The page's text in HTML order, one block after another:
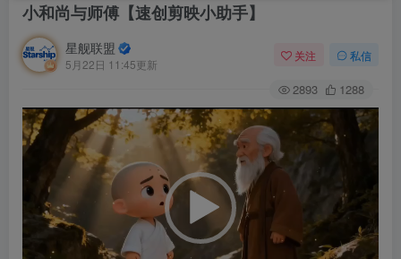
小和尚与师傅【速创剪映小助手】
星舰联盟
5月22日 11:45更新
关注 私信
2893 1288
视
频
器